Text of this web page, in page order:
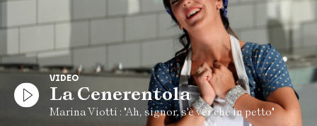
VIDEO
La Cenerentola
Marina Viotti : "Ah, signor, s'è ver che in petto"